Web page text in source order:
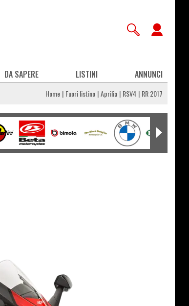
DA SAPERE LISTINI ANNUNCI
Home Fuori listino Aprilia RSV4 RR 2017